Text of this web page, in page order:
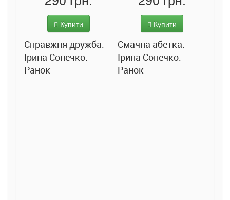
Купити
Справжня дружба.
Ірина Сонечко.
Ранок
Купити
Смачна абетка.
Ірина Сонечко.
Ранок